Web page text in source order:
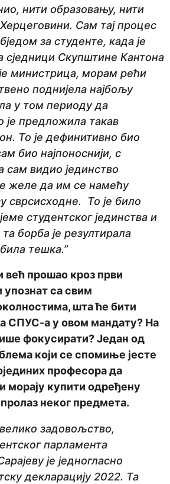
нити образовању, нити
Сам тај процес
за студенте, када је
сједници Скупштине Кантона
министрица, морам рећи
поднијела најбољу
у том периоду да
је предложила такав
То је дефинитивно био
био најпоноснији, с
сам видио јединство
желе да им се намећу
сврсисходне. То је било
студентског јединства и
борба је резултирала
тешка.”
већ прошао кроз први
упознат са свим
шта ће бити
СПУС-а у овом мандату? На
фокусирати? Један од
који се спомиње јесте
професора да
морају купити одређену
неког предмета.
задовољство,
парламента
је једногласно
декларацију 2022. Та